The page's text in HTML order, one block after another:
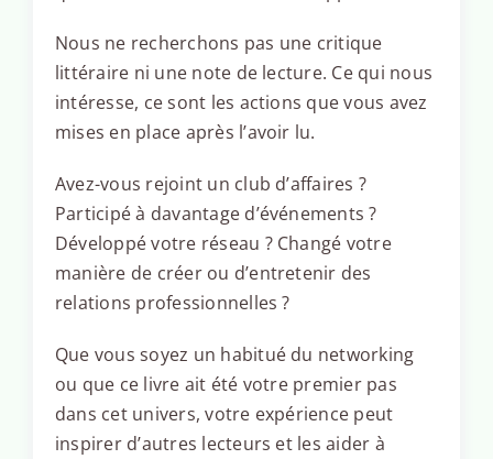
Nous ne recherchons pas une critique
littéraire ni une note de lecture. Ce qui nous
intéresse, ce sont les actions que vous avez
mises en place après l’avoir lu.
Avez-vous rejoint un club d’affaires ?
Participé à davantage d’événements ?
Développé votre réseau ? Changé votre
manière de créer ou d’entretenir des
relations professionnelles ?
Que vous soyez un habitué du networking
ou que ce livre ait été votre premier pas
dans cet univers, votre expérience peut
inspirer d’autres lecteurs et les aider à